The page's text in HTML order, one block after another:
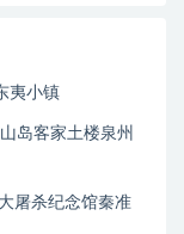
夷小镇
岛客家土楼泉州
屠杀纪念馆秦准